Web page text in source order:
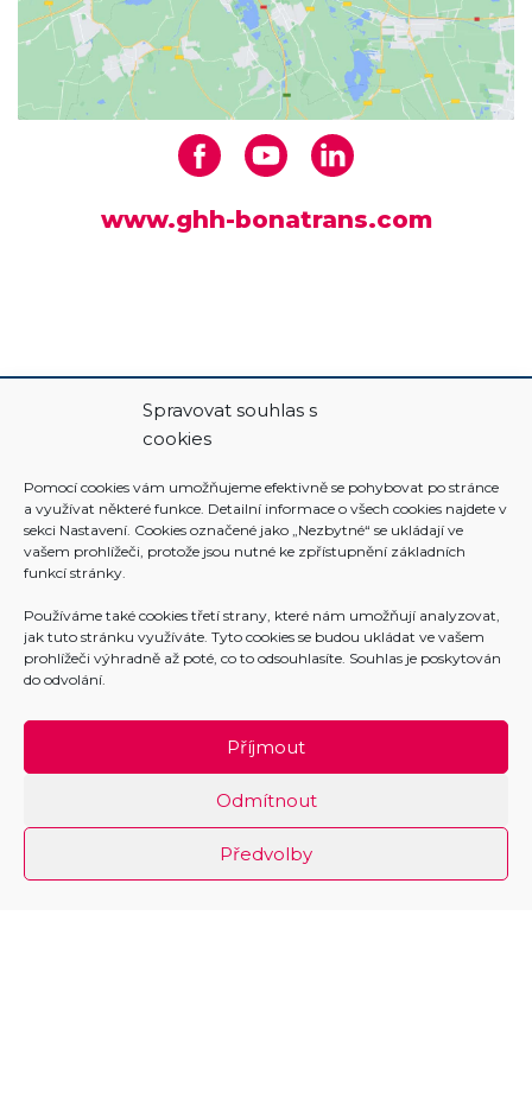
Spravovat souhlas s
cookies
Pomocí cookies vám umožňujeme efektivně se pohybovat po stránce
a využívat některé funkce. Detailní informace o všech cookies najdete v
sekci Nastavení. Cookies označené jako „Nezbytné“ se ukládají ve
vašem prohlížeči, protože jsou nutné ke zpřístupnění základních
funkcí stránky.
Používáme také cookies třetí strany, které nám umožňují analyzovat,
jak tuto stránku využíváte. Tyto cookies se budou ukládat ve vašem
prohlížeči výhradně až poté, co to odsouhlasíte. Souhlas je poskytován
do odvolání.
Příjmout
Odmítnout
Předvolby
www.ghh-bonatrans.com